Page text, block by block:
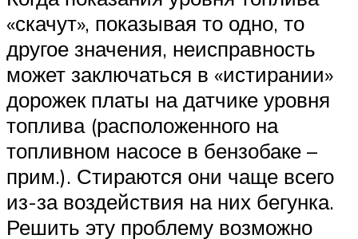
«скачут», показывая то одно, то
другое значения, неисправность
может заключаться в «истирании»
дорожек платы на датчике уровня
топлива (расположенного на
топливном насосе в бензобаке –
прим.). Стираются они чаще всего
из-за воздействия на них бегунка.
Решить эту проблему возможно